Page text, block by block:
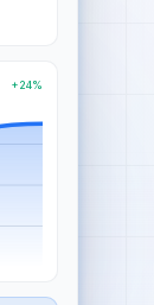
+24%